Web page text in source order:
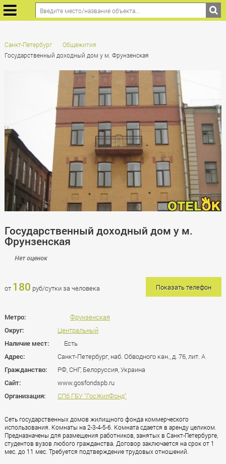
Санкт-Петербург
Общежития
Государственный доходный дом у м. Фрунзенская
Государственный доходный дом у м.
Фрунзенская
Нет оценок
от 180 руб/сутки за человека Показать телефон
Метро:
Фрунзенская
Округ:
Центральный
Наличие мест:
Есть
Адрес:
Санкт-Петербург, наб. Обводного кан., д. 76, лит. А
Гражданство:
РФ, СНГ, Белоруссия, Украина
Сайт:
www.gosfondspb.ru
Организация:
СПб ГБУ "ГосЖилФонд"
Сеть государственных домов жилищного фонда коммерческого
использования. Комнаты на 2-3-4-5-6. Комната сдается в аренду целиком.
Предназначены для размещения работников, занятых в Санкт-Петербурге,
студентов вузов любого гражданства. Договор заключается на срок от 1
мес. до 11 мес. Требуется подтверждение трудовых отношений.